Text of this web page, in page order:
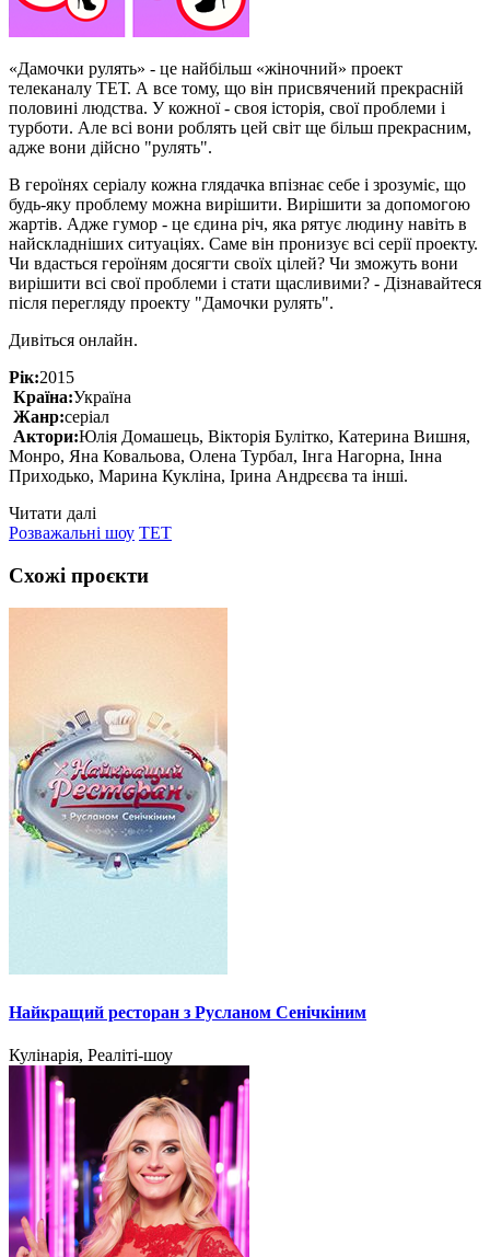
«Дамочки рулять» - це найбільш «жіночний» проект
телеканалу ТЕТ. А все тому, що він присвячений прекрасній
половині людства. У кожної - своя історія, свої проблеми і
турботи. Але всі вони роблять цей світ ще більш прекрасним,
адже вони дійсно "рулять".
В героїнях серіалу кожна глядачка впізнає себе і зрозуміє, що
будь-яку проблему можна вирішити. Вирішити за допомогою
жартів. Адже гумор - це єдина річ, яка рятує людину навіть в
найскладніших ситуаціях. Саме він пронизує всі серії проекту.
Чи вдасться героїням досягти своїх цілей? Чи зможуть вони
вирішити всі свої проблеми і стати щасливими? - Дізнавайтеся
після перегляду проекту "Дамочки рулять".
Дивіться онлайн.
Рік:2015
Країна:Україна
Жанр:серіал
Актори:Юлія Домашець, Вікторія Булітко, Катерина Вишня,
Монро, Яна Ковальова, Олена Турбал, Інга Нагорна, Інна
Приходько, Марина Кукліна, Ірина Андрєєва та інші.
Читати далі
Розважальні шоу ТЕТ
Схожі проєкти
Найкращий ресторан з Русланом Сенічкіним
Кулінарія, Реаліті-шоу